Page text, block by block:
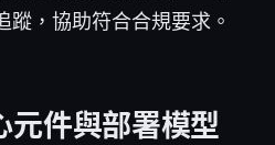
蹤，協助符合合規要求。
元件與部署模型